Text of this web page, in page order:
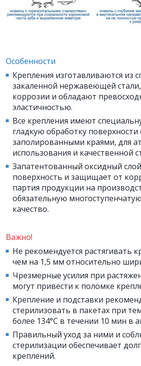
Особенности
Крепления изготавливаются из
закаленной нержавеющей
коррозии и обладают
эластичностью.
Все крепления имеют
гладкую обработку
заполированными краями, для
использования и качественной
Запатентованный оксидный
поверхность и защищает от
партия продукции на
обязательную
качество.
Важно!
Не рекомендуется растягивать
чем на 1,5 мм относительно
Чрезмерные усилия при
могут привести к поломке
Крепление и подставки
стерилизовать в пакетах при
более 134°С в течении 10 мин в
Правильный уход за ними и
стерилизации обеспечивает
креплений.